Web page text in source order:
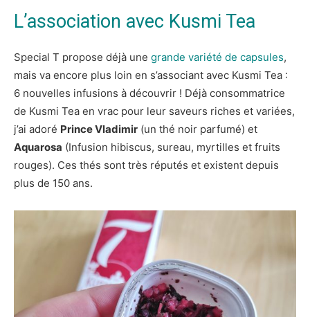
L’association avec Kusmi Tea
Special T propose déjà une grande variété de capsules,
mais va encore plus loin en s’associant avec Kusmi Tea :
6 nouvelles infusions à découvrir ! Déjà consommatrice
de Kusmi Tea en vrac pour leur saveurs riches et variées,
j’ai adoré Prince Vladimir (un thé noir parfumé) et
Aquarosa (Infusion hibiscus, sureau, myrtilles et fruits
rouges). Ces thés sont très réputés et existent depuis
plus de 150 ans.